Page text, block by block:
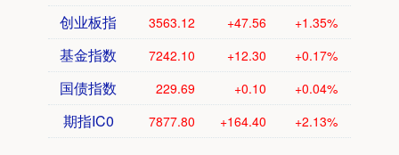
创业板指 3563.12 +47.56 +1.35%
基金指数 7242.10 +12.30 +0.17%
国债指数 229.69 +0.10 +0.04%
期指IC0 7877.80 +164.40 +2.13%